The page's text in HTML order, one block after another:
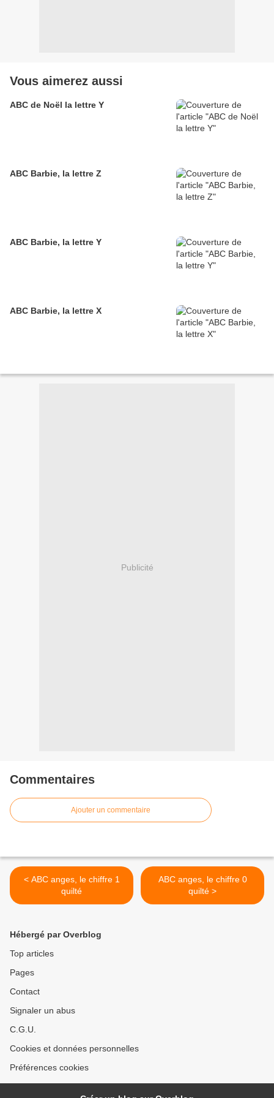
Vous aimerez aussi
ABC de Noël la lettre Y
ABC Barbie, la lettre Z
ABC Barbie, la lettre Y
ABC Barbie, la lettre X
Publicité
Commentaires
Ajouter un commentaire
< ABC anges, le chiffre 1
quilté
ABC anges, le chiffre 0
quilté >
Hébergé par Overblog
Top articles
Pages
Contact
Signaler un abus
C.G.U.
Cookies et données personnelles
Préférences cookies